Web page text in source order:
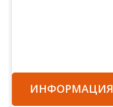
ИНФОРМАЦИЯ